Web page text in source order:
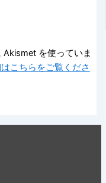
を使っていま
こちらをご覧くださ